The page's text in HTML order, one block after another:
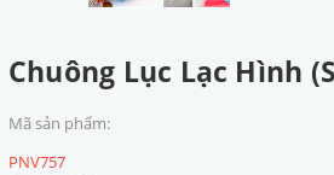
Chuông Lục Lạc Hình
Mã sản phẩm:
PNV757